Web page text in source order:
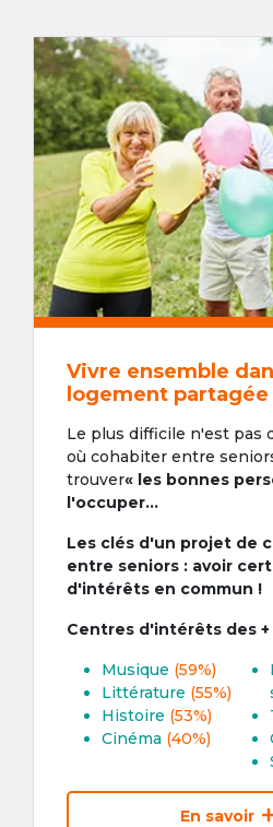
Vivre ensemble
logement partagée
Le plus difficile n'est pas
où cohabiter entre
trouver« les bonnes
l'occuper...
Les clés d'un projet de
entre seniors : avoir
d'intérêts en commun !
Centres d'intérêts des +
Musique (59%)
Littérature (55%)
Histoire (53%)
Cinéma (40%)
En savoir